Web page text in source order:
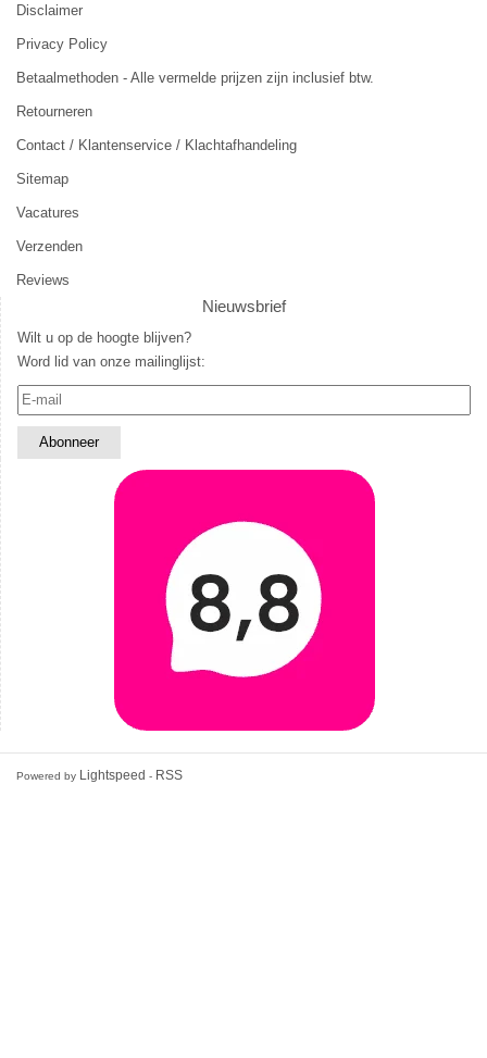
Disclaimer
Privacy Policy
Betaalmethoden - Alle vermelde prijzen zijn inclusief btw.
Retourneren
Contact / Klantenservice / Klachtafhandeling
Sitemap
Vacatures
Verzenden
Reviews
Nieuwsbrief
Wilt u op de hoogte blijven?
Word lid van onze mailinglijst:
Powered by Lightspeed - RSS